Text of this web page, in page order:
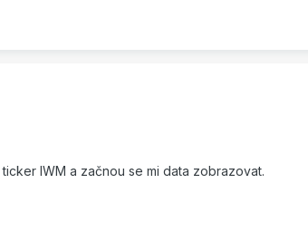
IWM a začnou se mi data zobrazovat.